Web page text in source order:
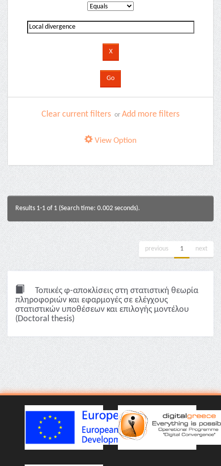
Clear current filters or Add more filters
View Option
Results 1-1 of 1 (Search time: 0.002 seconds).
previous 1 next
Τοπικές φ-αποκλίσεις στη στατιστική θεωρία
πληροφοριών και εφαρμογές σε ελέγχους
στατιστικών υποθέσεων και επιλογής μοντέλου
(Doctoral thesis)